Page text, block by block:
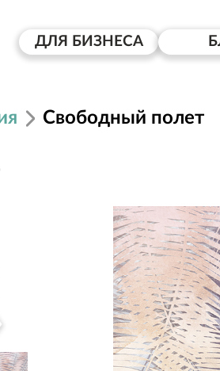
ДЛЯ БИЗНЕСА
Свободный полет